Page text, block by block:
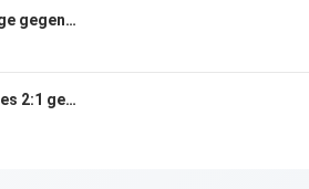
Folge 175: WM-Talk: Niederlage gegen Ecuador - Massengeschnack
Folge 174: WM-Talk: Mühevolles 2:1 gegen die Elfenbeinküste - Massengeschnack